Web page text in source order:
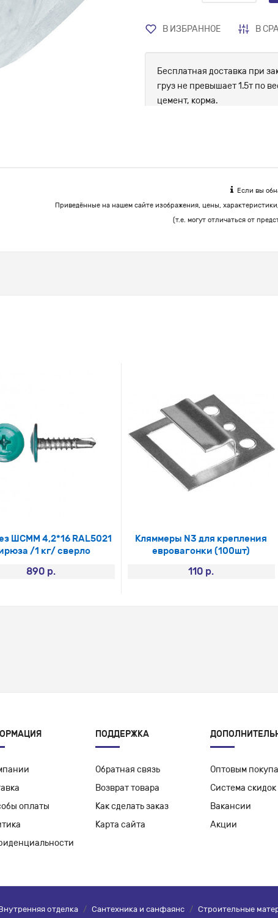
В ИЗБРАННОЕ В
Бесплатная доставка при
груз не превышает 1.5т по
цемент, корма.
Если вы
Приведённые на нашем сайте изображения, цены,
(т.е. могут отличаться от
ШСММ 4,2*16 RAL5021
/1 кг/ сверло
890 р.
Кляммеры N3 для крепления
евровагонки (100шт)
110 р.
оплаты
ПОДДЕРЖКА
Обратная связь
Возврат товара
Как сделать заказ
Карта сайта
Оптовым
Система скидок
Вакансии
Акции
отделка / Сантехника и санфаянс / Строительные